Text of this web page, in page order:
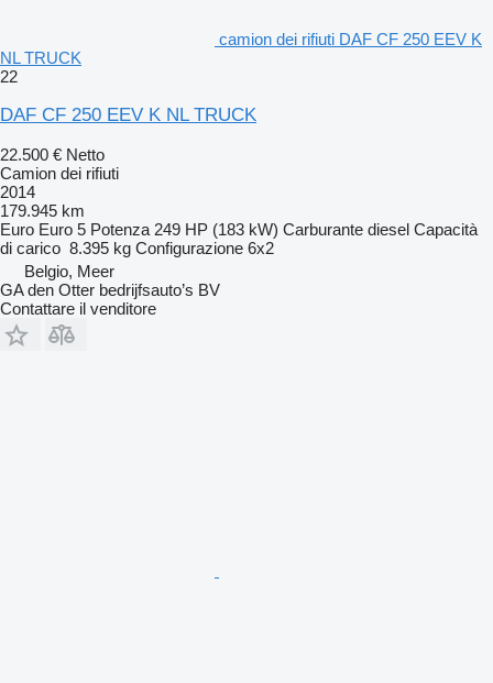
camion dei rifiuti DAF CF 250 EEV K
NL TRUCK
22
DAF CF 250 EEV K NL TRUCK
22.500 € Netto
Camion dei rifiuti
2014
179.945 km
Euro Euro 5 Potenza 249 HP (183 kW) Carburante diesel Capacità
di carico 8.395 kg Configurazione 6x2
Belgio, Meer
GA den Otter bedrijfsauto’s BV
Contattare il venditore